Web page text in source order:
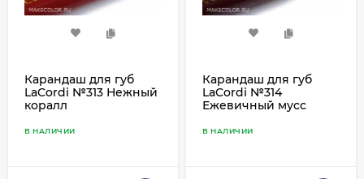
Карандаш для губ
LaCordi №313 Нежный
коралл
В НАЛИЧИИ
Карандаш для губ
LaCordi №314
Ежевичный мусс
В НАЛИЧИИ